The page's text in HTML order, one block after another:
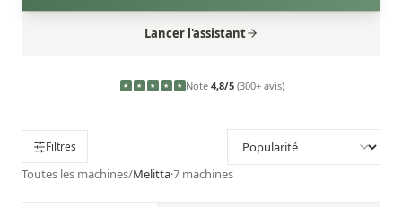
Lancer l'assistant
★ ★ ★ ★ ★ Note 4,8/5(300+ avis)
Filtres
Toutes les machines/Melitta·7 machines